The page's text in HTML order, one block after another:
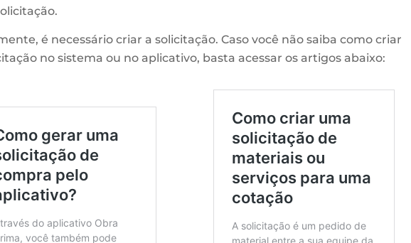
é necessário criar a solicitação. Caso você não saiba como criar
no sistema ou no aplicativo, basta acessar os artigos abaixo: